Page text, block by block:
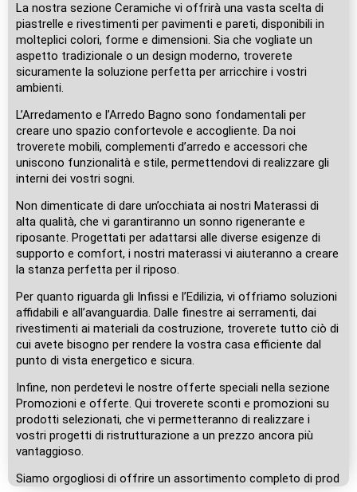
La nostra sezione Ceramiche vi offrirà una vasta scelta di
piastrelle e rivestimenti per pavimenti e pareti, disponibili in
molteplici colori, forme e dimensioni. Sia che vogliate un
aspetto tradizionale o un design moderno, troverete
sicuramente la soluzione perfetta per arricchire i vostri
ambienti.
L’Arredamento e l’Arredo Bagno sono fondamentali per
creare uno spazio confortevole e accogliente. Da noi
troverete mobili, complementi d’arredo e accessori che
uniscono funzionalità e stile, permettendovi di realizzare gli
interni dei vostri sogni.
Non dimenticate di dare un’occhiata ai nostri Materassi di
alta qualità, che vi garantiranno un sonno rigenerante e
riposante. Progettati per adattarsi alle diverse esigenze di
supporto e comfort, i nostri materassi vi aiuteranno a creare
la stanza perfetta per il riposo.
Per quanto riguarda gli Infissi e l’Edilizia, vi offriamo soluzioni
affidabili e all’avanguardia. Dalle finestre ai serramenti, dai
rivestimenti ai materiali da costruzione, troverete tutto ciò di
cui avete bisogno per rendere la vostra casa efficiente dal
punto di vista energetico e sicura.
Infine, non perdetevi le nostre offerte speciali nella sezione
Promozioni e offerte. Qui troverete sconti e promozioni su
prodotti selezionati, che vi permetteranno di realizzare i
vostri progetti di ristrutturazione a un prezzo ancora più
vantaggioso.
Siamo orgogliosi di offrire un assortimento completo di prod